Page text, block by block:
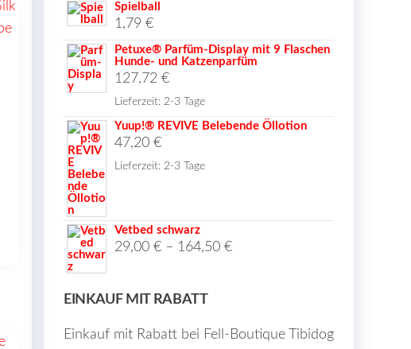
Spielball
1,79 €
Petuxe® Parfüm-Display mit 9 Flaschen
Hunde- und Katzenparfüm
127,72 €
Lieferzeit: 2-3 Tage
Yuup!® REVIVE Belebende Öllotion
47,20 €
Lieferzeit: 2-3 Tage
Vetbed schwarz
29,00 € – 164,50 €
EINKAUF MIT RABATT
Einkauf mit Rabatt bei Fell-Boutique Tibidog